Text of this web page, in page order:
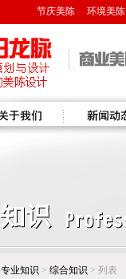
节庆美陈 环境美陈
专业知识 > 综合知识 > 列表